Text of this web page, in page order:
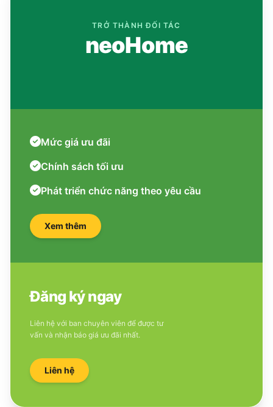
TRỞ THÀNH ĐỐI TÁC
neoHome
Mức giá ưu đãi
Chính sách tối ưu
Phát triển chức năng theo yêu cầu
Xem thêm
Đăng ký ngay
Liên hệ với ban chuyên viên để được tư
vấn và nhận báo giá ưu đãi nhất.
Liên hệ